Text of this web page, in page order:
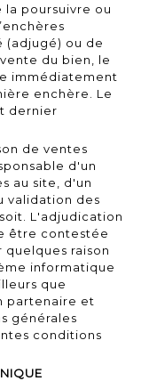
la poursuivre ou
(adjugé) ou de
du bien, le
immédiatement
enchère. Le
dernier
de ventes
d'un
au site, d'un
validation des
L'adjudication
être contestée
raison
informatique
que
partenaire et
générales
conditions